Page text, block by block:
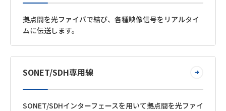
拠点間を光ファイバで結び、各種映像信号をリアルタイ
ムに伝送します。
SONET/SDH専用線
SONET/SDHインターフェースを用いて拠点間を光ファイ